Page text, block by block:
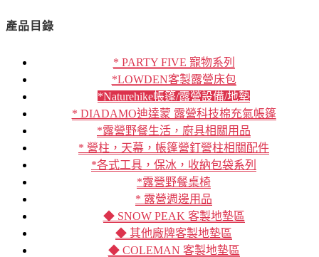
產品目錄
* PARTY FIVE 寵物系列
*LOWDEN客製露營床包
*Naturehike帳篷/露營設備/地墊
* DIADAMO迪達蒙 露營科技棉充氣帳篷
*露營野餐生活，廚具相關用品
* 營柱，天幕，帳篷營釘營柱相關配件
*各式工具，保冰，收納包袋系列
*露營野餐桌椅
* 露營週邊用品
◆ SNOW PEAK 客製地墊區
◆ 其他廠牌客製地墊區
◆ COLEMAN 客製地墊區